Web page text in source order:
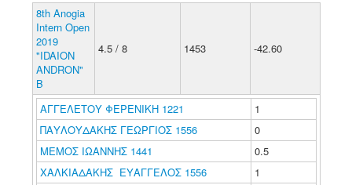
8th Anogia
Intern Open
2019
"IDAION
ANDRON"
B
4.5 / 8 1453 -42.60
ΑΓΓΕΛΕΤΟΥ ΦΕΡΕΝΙΚΗ 1221
1
ΠΑΥΛΟΥΔΑΚΗΣ ΓΕΩΡΓΙΟΣ 1556
0
ΜΕΜΟΣ ΙΩΑΝΝΗΣ 1441
0.5
ΧΑΛΚΙΑΔΑΚΗΣ ΕΥΑΓΓΕΛΟΣ 1556
1